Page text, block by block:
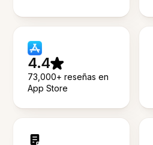
4.4
73,000+ reseñas en
App Store